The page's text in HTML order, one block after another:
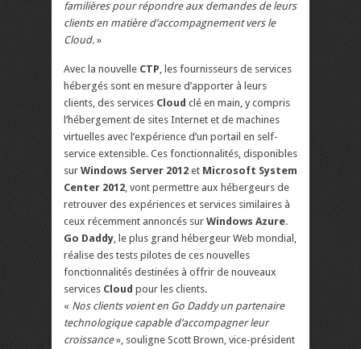
familières pour répondre aux demandes de leurs
clients en matière d’accompagnement vers le
Cloud. »
Avec la nouvelle CTP , les fournisseurs de services
hébergés sont en mesure d’apporter à leurs
clients, des services Cloud clé en main, y compris
l’hébergement de sites Internet et de machines
virtuelles avec l’expérience d’un portail en self-
service extensible. Ces fonctionnalités, disponibles
sur Windows Server 2012 et Microsoft System
Center 2012 , vont permettre aux hébergeurs de
retrouver des expériences et services similaires à
ceux récemment annoncés sur Windows Azure.
Go Daddy , le plus grand hébergeur Web mondial,
réalise des tests pilotes de ces nouvelles
fonctionnalités destinées à offrir de nouveaux
services Cloud pour les clients.
« Nos clients voient en Go Daddy un partenaire
technologique capable d’accompagner leur
croissance», souligne Scott Brown, vice-président